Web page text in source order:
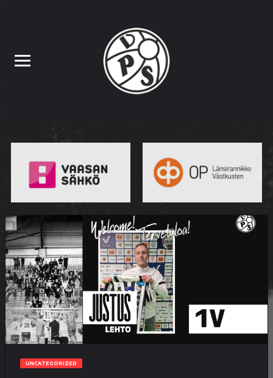
UNCATEGORIZED